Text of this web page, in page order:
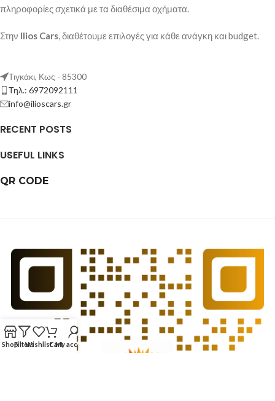
πληροφορίες σχετικά με τα διαθέσιμα οχήματα.
Στην Ilios Cars, διαθέτουμε επιλογές για κάθε ανάγκη και budget.
Τιγκάκι, Κως - 85300
Τηλ.: 6972092111
info@ilioscars.gr
RECENT POSTS
USEFUL LINKS
QR CODE
ShopFiltersWishlistCartMy account